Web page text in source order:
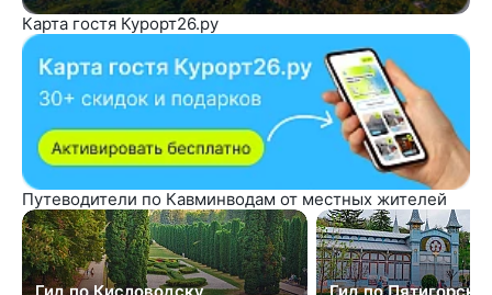
Карта гостя Курорт26.ру
Путеводители по Кавминводам от местных жителей